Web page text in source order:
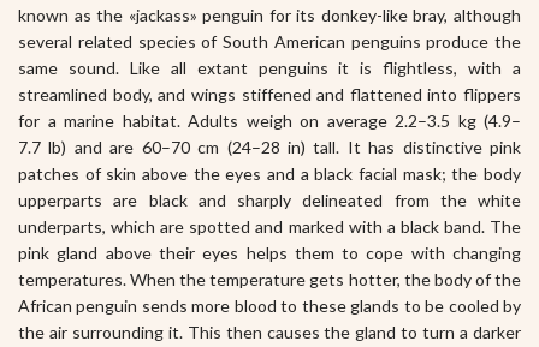
known as the «jackass» penguin for its donkey-like bray, although
several related species of South American penguins produce the
same sound. Like all extant penguins it is flightless, with a
streamlined body, and wings stiffened and flattened into flippers
for a marine habitat. Adults weigh on average 2.2–3.5 kg (4.9–
7.7 lb) and are 60–70 cm (24–28 in) tall. It has distinctive pink
patches of skin above the eyes and a black facial mask; the body
upperparts are black and sharply delineated from the white
underparts, which are spotted and marked with a black band. The
pink gland above their eyes helps them to cope with changing
temperatures. When the temperature gets hotter, the body of the
African penguin sends more blood to these glands to be cooled by
the air surrounding it. This then causes the gland to turn a darker